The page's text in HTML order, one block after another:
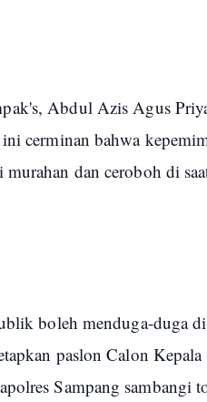
Abdul Azis Agus
cerminan bahwa
dan ceroboh di
boleh menduga-duga
paslon Calon
Sampang sambangi